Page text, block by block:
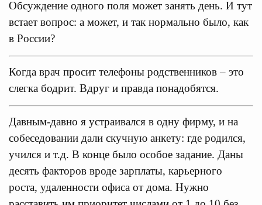
Обсуждение одного поля может занять день. И тут
встает вопрос: а может, и так нормально было, как
в России?
Когда врач просит телефоны родственников – это
слегка бодрит. Вдруг и правда понадобятся.
Давным-давно я устраивался в одну фирму, и на
собеседовании дали скучную анкету: где родился,
учился и т.д. В конце было особое задание. Даны
десять факторов вроде зарплаты, карьерного
роста, удаленности офиса от дома. Нужно